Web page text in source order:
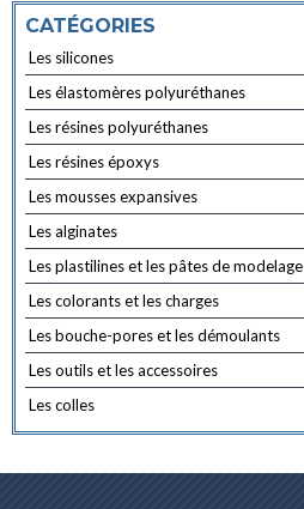
CATÉGORIES
Les silicones
Les élastomères polyuréthanes
Les résines polyuréthanes
Les résines époxys
Les mousses expansives
Les alginates
Les plastilines et les pâtes de modelage
Les colorants et les charges
Les bouche-pores et les démoulants
Les outils et les accessoires
Les colles